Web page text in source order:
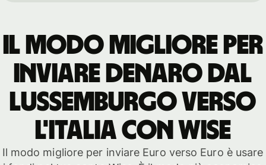
Il modo migliore per
inviare denaro dal
Lussemburgo verso
l'Italia con Wise
Il modo migliore per inviare Euro verso Euro è usare